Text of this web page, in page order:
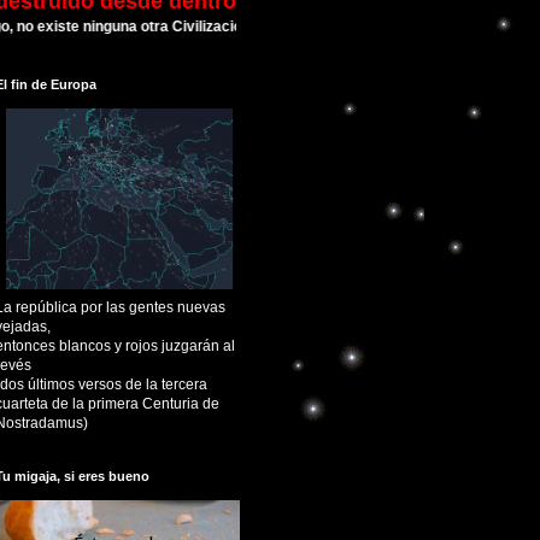
ninguna otra Civilización que haya hecho tantos esfuerzos para
fin de Europa
república por las gentes nuevas
blancos y rojos juzgarán al
últimos versos de la tercera
de la primera Centuria de
migaja, si eres bueno